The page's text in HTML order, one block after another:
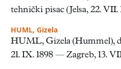
tehnički pisac (Jelsa, 22. VII.
HUML, Gizela
HUML, Gizela (Hummel),
21. IX. 1898 — Zagreb, 13.